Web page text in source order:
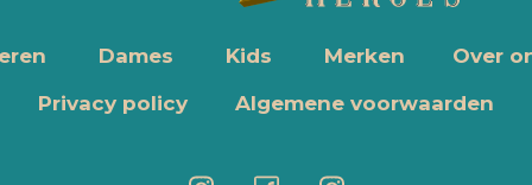
Dames Kids Merken
Over
Privacy policy
Algemene voorwaarden